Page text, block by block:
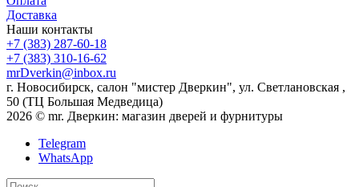
Доставка
Наши контакты
+7 (383) 287-60-18
+7 (383) 310-16-62
mrDverkin@inbox.ru
г. Новосибирск, салон "мистер Дверкин", ул. Светлановская ,
50 (ТЦ Большая Медведица)
2026 © mr. Дверкин: магазин дверей и фурнитуры
Telegram
WhatsApp